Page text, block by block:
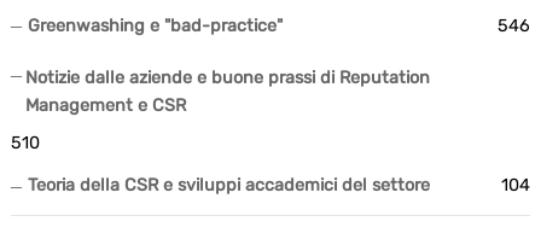
Greenwashing e "bad-practice" 546
Notizie dalle aziende e buone prassi di Reputation
Management e CSR
510
Teoria della CSR e sviluppi accademici del settore 104